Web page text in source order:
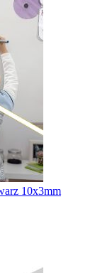
10x3mm